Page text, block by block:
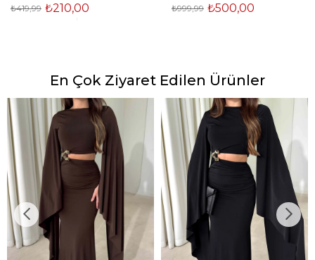
₺210,00
₺419,99 ₺500,00
₺999,99
En Çok Ziyaret Edilen Ürünler